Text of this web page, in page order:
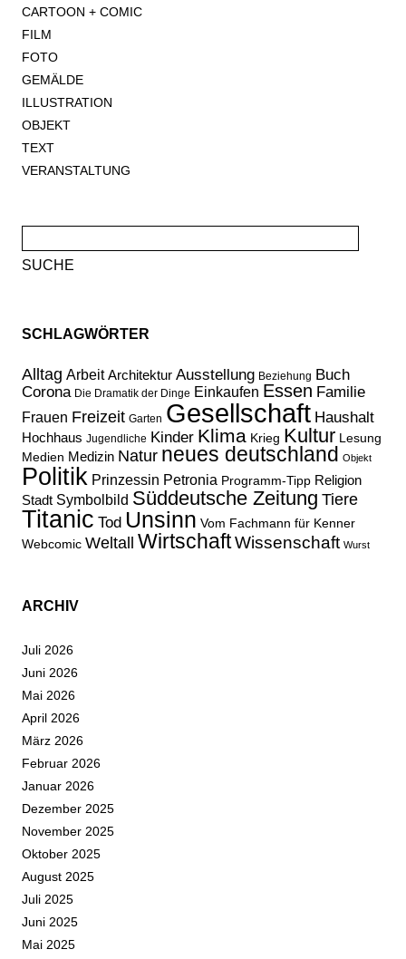
CARTOON + COMIC
FILM
FOTO
GEMÄLDE
ILLUSTRATION
OBJEKT
TEXT
VERANSTALTUNG
nach:
SCHLAGWÖRTER
Alltag Arbeit Architektur Ausstellung Beziehung Buch
Corona Die Dramatik der Dinge Einkaufen Essen Familie
Frauen Freizeit Garten Gesellschaft Haushalt
Hochhaus Jugendliche Kinder Klima Krieg Kultur Lesung
Medien Medizin Natur neues deutschland Objekt
Politik Prinzessin Petronia Programm-Tipp Religion
Stadt Symbolbild Süddeutsche Zeitung Tiere
Titanic Tod Unsinn Vom Fachmann für Kenner
Webcomic Weltall WirtschaftWissenschaft Wurst
ARCHIV
Juli 2026
Juni 2026
Mai 2026
April 2026
März 2026
Februar 2026
Januar 2026
Dezember 2025
November 2025
Oktober 2025
August 2025
Juli 2025
Juni 2025
Mai 2025